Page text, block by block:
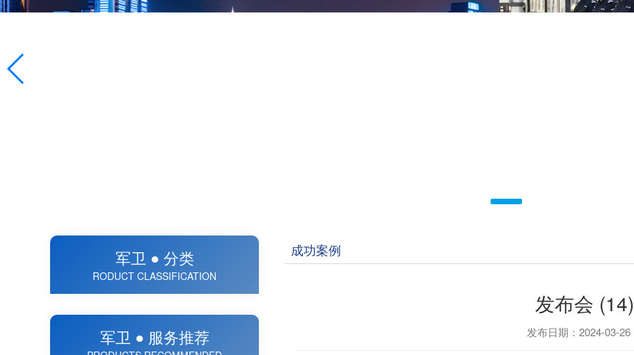
军卫 ● 分类
RODUCT CLASSIFICATION
军卫 ● 服务推荐
成功案例
发布会 (14)
发布日期：2024-03-26